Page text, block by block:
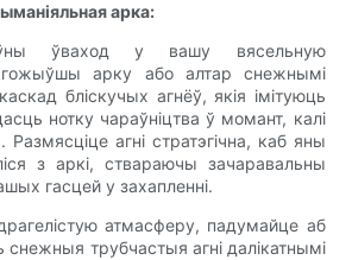
арка:
ўваход у вашу вясельную
арку або алтар снежнымі
бліскучых агнёў, якія імітуюць
нотку чараўніцтва ў момант, калі
агні стратэгічна, каб яны
з аркі, ствараючы зачаравальны
гасцей у захапленні.
атмасферу, падумайце аб
снежныя трубчастыя агні далікатнымі